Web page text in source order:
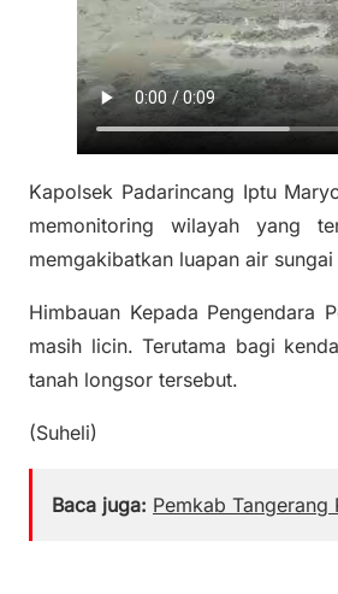
Kapolsek Padarincang Iptu
memonitoring wilayah yang
memgakibatkan luapan air
Himbauan Kepada Pengendara
masih licin. Terutama bagi
tanah longsor tersebut.
(Suheli)
Baca juga: Pemkab